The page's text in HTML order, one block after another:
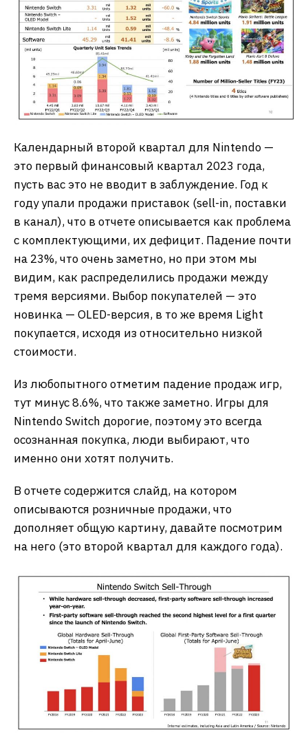
Календарный второй квартал для Nintendo —
это первый финансовый квартал 2023 года,
пусть вас это не вводит в заблуждение. Год к
году упали продажи приставок (sell-in, поставки
в канал), что в отчете описывается как проблема
с комплектующими, их дефицит. Падение почти
на 23%, что очень заметно, но при этом мы
видим, как распределились продажи между
тремя версиями. Выбор покупателей — это
новинка — OLED-версия, в то же время Light
покупается, исходя из относительно низкой
стоимости.
Из любопытного отметим падение продаж игр,
тут минус 8.6%, что также заметно. Игры для
Nintendo Switch дорогие, поэтому это всегда
осознанная покупка, люди выбирают, что
именно они хотят получить.
В отчете содержится слайд, на котором
описываются розничные продажи, что
дополняет общую картину, давайте посмотрим
на него (это второй квартал для каждого года).